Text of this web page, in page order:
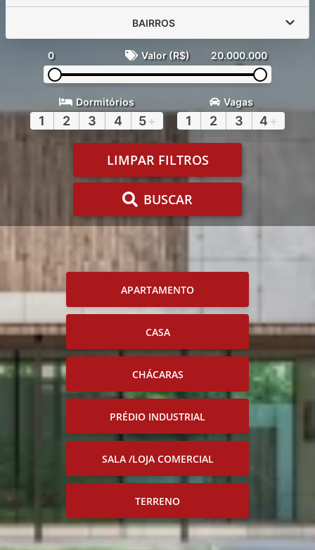
BAIRROS
0 Valor (R$) 20.000.000
Dormitórios
1 2 3 4 5+
Vagas
1 2 3 4 +
LIMPAR FILTROS
BUSCAR
APARTAMENTO
CASA
CHÁCARAS
PRÉDIO INDUSTRIAL
SALA /LOJA COMERCIAL
TERRENO